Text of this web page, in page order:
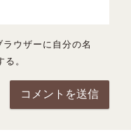
ウザーに自分の名
。